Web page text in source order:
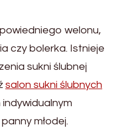
welonu,
czy bolerka. Istnieje
sukni ślubnej
salon sukni ślubnych
młodej.